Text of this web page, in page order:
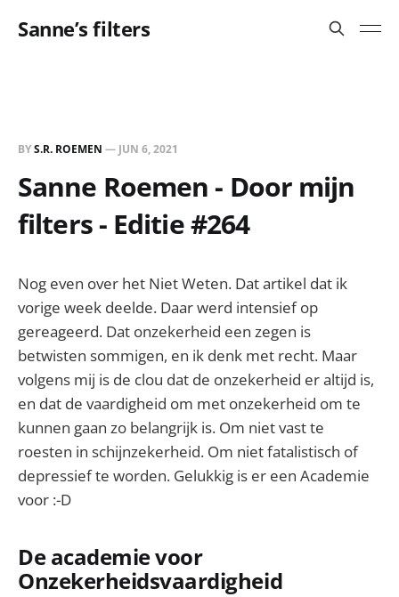
Sanne’s filters
BYS.R. ROEMEN — JUN 6, 2021
Sanne Roemen - Door mijn
filters - Editie #264
Nog even over het Niet Weten. Dat artikel dat ik
vorige week deelde. Daar werd intensief op
gereageerd. Dat onzekerheid een zegen is
betwisten sommigen, en ik denk met recht. Maar
volgens mij is de clou dat de onzekerheid er altijd is,
en dat de vaardigheid om met onzekerheid om te
kunnen gaan zo belangrijk is. Om niet vast te
roesten in schijnzekerheid. Om niet fatalistisch of
depressief te worden. Gelukkig is er een Academie
voor :-D
De academie voor
Onzekerheidsvaardigheid